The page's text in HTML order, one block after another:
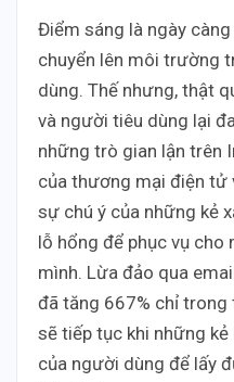
Điểm sáng là ngày
chuyển lên môi trường
dùng. Thế nhưng, thật
và người tiêu dùng lại
những trò gian lận trên
của thương mại điện tử
sự chú ý của những kẻ
lỗ hổng để phục vụ cho
mình. Lừa đảo qua
đã tăng 667% chỉ
sẽ tiếp tục khi những
của người dùng để lấy